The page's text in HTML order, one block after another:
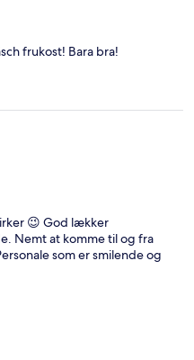
frukost! Bara bra!
😉 God lækker
Nemt at komme til og fra
som er smilende og